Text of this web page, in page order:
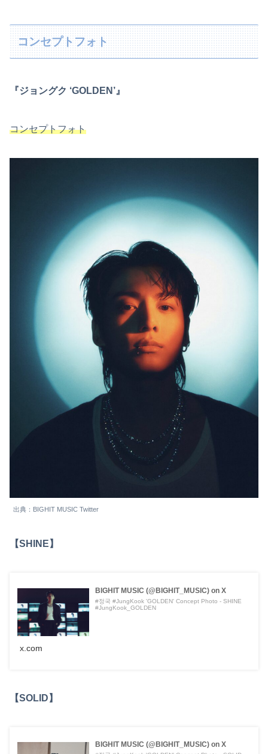
コンセプトフォト
『ジョングク ‘GOLDEN’』
コンセプトフォト
出典：BIGHIT MUSIC Twitter
【SHINE】
BIGHIT MUSIC (@BIGHIT_MUSIC) on X
#정국 #JungKook 'GOLDEN' Concept Photo - SHINE
#JungKook_GOLDEN
x.com
【SOLID】
BIGHIT MUSIC (@BIGHIT_MUSIC) on X